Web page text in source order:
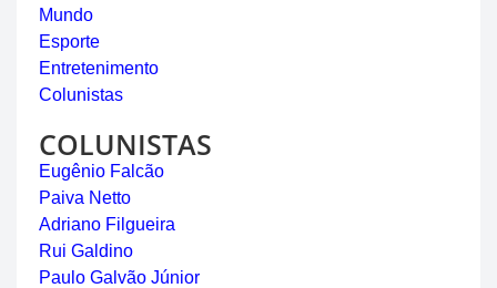
Mundo
Esporte
Entretenimento
Colunistas
COLUNISTAS
Eugênio Falcão
Paiva Netto
Adriano Filgueira
Rui Galdino
Paulo Galvão Júnior